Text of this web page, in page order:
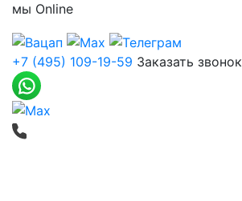
мы Online
+7 (495) 109-19-59 Заказать звонок